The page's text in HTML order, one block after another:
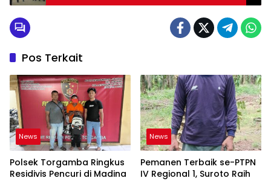
Pos Terkait
News
Polsek Torgamba Ringkus
Residivis Pencuri di Madina
News
Pemanen Terbaik se-PTPN
IV Regional 1, Suroto Raih